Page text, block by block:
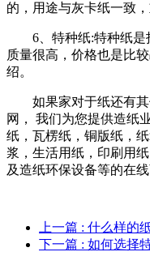
的，用途与灰卡纸一致，
6、特种纸:特种纸
质量很高，价格也是比
绍。
如果家对于纸还有
网， 我们为您提供造纸
纸，瓦楞纸，铜版纸，
浆，生活用纸，印刷用
及造纸环保设备等的在
上一篇 : 什么样的
下一篇 : 如何选择